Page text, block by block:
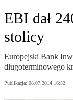
EBI dał
stolicy
Europejski Bank
długoterminowego
Publikacja: 08.07.2014 16:52